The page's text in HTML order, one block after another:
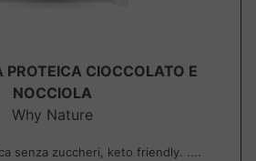
PROTEICA CIOCCOLATO E
NOCCIOLA
Why Nature
senza zuccheri, keto friendly. ....